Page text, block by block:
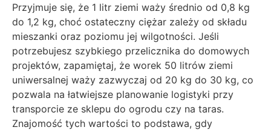
Przyjmuje się, że 1 litr ziemi waży średnio od 0,8 kg
do 1,2 kg, choć ostateczny ciężar zależy od składu
mieszanki oraz poziomu jej wilgotności. Jeśli
potrzebujesz szybkiego przelicznika do domowych
projektów, zapamiętaj, że worek 50 litrów ziemi
uniwersalnej waży zazwyczaj od 20 kg do 30 kg, co
pozwala na łatwiejsze planowanie logistyki przy
transporcie ze sklepu do ogrodu czy na taras.
Znajomość tych wartości to podstawa, gdy